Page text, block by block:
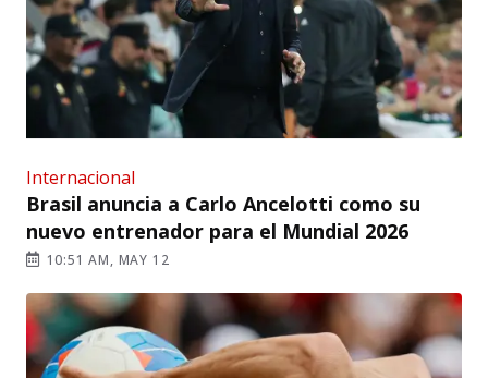
Internacional
Brasil anuncia a Carlo Ancelotti como su
nuevo entrenador para el Mundial 2026
10:51 AM, MAY 12